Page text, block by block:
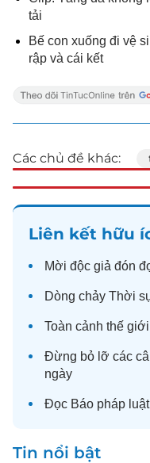
tải
Bế con xuống đi vệ
rập và cái kết
Các chủ đề khác:
Liên kết hữu
Mời độc giả đón
Dòng chảy Thời
Toàn cảnh thế giới
Đừng bỏ lỡ các
ngày
Đọc Báo pháp luật
Tin nổi bật